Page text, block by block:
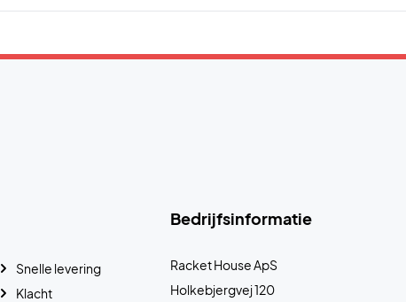
Bedrijfsinformatie
Racket House ApS
Holkebjergvej 120
Snelle levering
Klacht